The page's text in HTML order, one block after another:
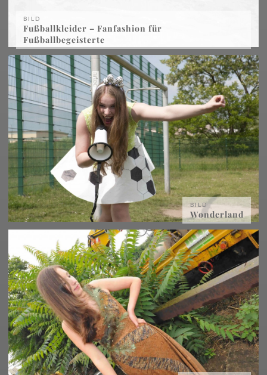
BILD
Fußballkleider – Fanfashion für
Fußballbegeisterte
BILD
Wonderland